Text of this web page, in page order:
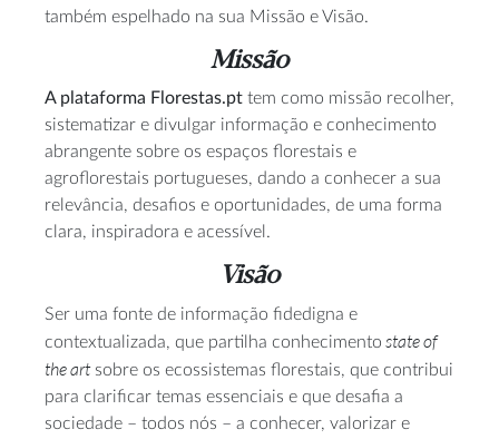
também espelhado na sua Missão e Visão.
Missão
A plataforma Florestas.pt tem como missão recolher,
sistematizar e divulgar informação e conhecimento
abrangente sobre os espaços florestais e
agroflorestais portugueses, dando a conhecer a sua
relevância, desafios e oportunidades, de uma forma
clara, inspiradora e acessível.
Visão
Ser uma fonte de informação fidedigna e
contextualizada, que partilha conhecimento state of
the artsobre os ecossistemas florestais, que contribui
para clarificar temas essenciais e que desafia a
sociedade – todos nós – a conhecer, valorizar e